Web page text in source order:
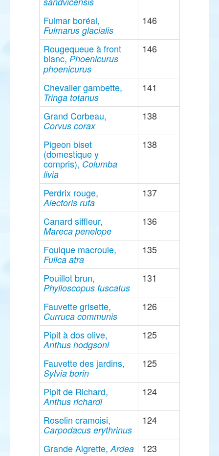
Fulmar boréal,
Fulmarus glacialis
146
Rougequeue à front
blanc, Phoenicurus
phoenicurus
146
Chevalier gambette,
Tringa totanus
141
Grand Corbeau,
Corvus corax
138
Pigeon biset
(domestique y
compris),Columba
livia
138
Perdrix rouge,
Alectoris rufa
137
Canard siffleur,
Mareca penelope
136
Foulque macroule,
Fulica atra
135
Pouillot brun,
Phylloscopus fuscatus
131
Fauvette grisette,
Curruca communis
126
Pipit à dos olive,
Anthus hodgsoni
125
Fauvette des jardins,
Sylvia borin
125
Pipit de Richard,
Anthus richardi
124
Roselin cramoisi,
Carpodacus erythrinus
124
Grande Aigrette,Ardea
123